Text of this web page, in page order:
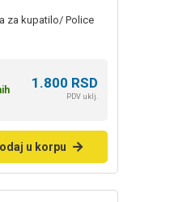
za kupatilo/ Police
1.800 RSD
PDV uklj.
u korpu